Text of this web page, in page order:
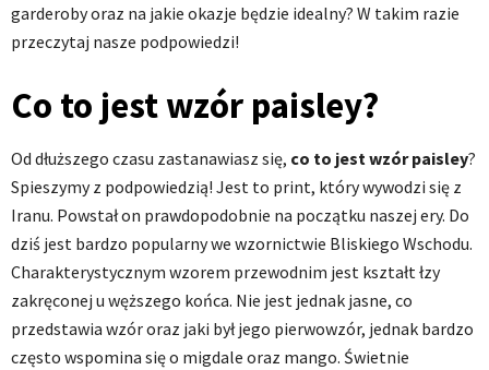
garderoby oraz na jakie okazje będzie idealny? W takim razie
przeczytaj nasze podpowiedzi!
Co to jest wzór paisley?
Od dłuższego czasu zastanawiasz się, co to jest wzór paisley?
Spieszymy z podpowiedzią! Jest to print, który wywodzi się z
Iranu. Powstał on prawdopodobnie na początku naszej ery. Do
dziś jest bardzo popularny we wzornictwie Bliskiego Wschodu.
Charakterystycznym wzorem przewodnim jest kształt łzy
zakręconej u węższego końca. Nie jest jednak jasne, co
przedstawia wzór oraz jaki był jego pierwowzór, jednak bardzo
często wspomina się o migdale oraz mango. Świetnie